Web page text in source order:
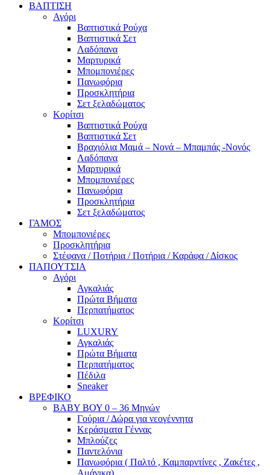
ΒΑΠΤΙΣΗ
Αγόρι
Βαπτιστικά Ρούχα
Βαπτιστικά Σετ
Λαδόπανα
Μαρτυρικά
Μπομπονιέρες
Πανωφόρια
Προσκλητήρια
Σετ ξελαδώματος
Κορίτσι
Βαπτιστικά Ρούχα
Βαπτιστικά Σετ
Βραχιόλια Μαμά – Νονά – Μπαμπάς -Νονός
Λαδόπανα
Μαρτυρικά
Μπομπονιέρες
Πανωφόρια
Προσκλητήρια
Σετ ξελαδώματος
ΓΑΜΟΣ
Μπομπονιέρες
Προσκλητήρια
Στέφανα / Ποτήρια / Ποτήρια / Καράφα / Δίσκος
ΠΑΠΟΥΤΣΙΑ
Αγόρι
Αγκαλιάς
Πρώτα Βήματα
Περπατήματος
Κορίτσι
LUXURY
Αγκαλιάς
Πρώτα Βήματα
Περπατήματος
Πέδιλα
Sneaker
ΒΡΕΦΙΚΟ
ΒΑΒΥ ΒΟΥ 0 – 36 Μηνών
Γούρια / Δώρα για νεογέννητα
Κεράσματα Γέννας
Μπλούζες
Παντελόνια
Πανωφόρια ( Παλτό , Καμπαρντίνες , Ζακέτες ,
Αμάνικα)